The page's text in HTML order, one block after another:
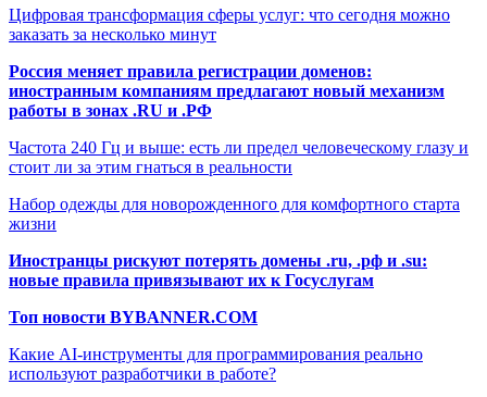
Цифровая трансформация сферы услуг: что сегодня можно
заказать за несколько минут
Россия меняет правила регистрации доменов:
иностранным компаниям предлагают новый механизм
работы в зонах .RU и .РФ
Частота 240 Гц и выше: есть ли предел человеческому глазу и
стоит ли за этим гнаться в реальности
Набор одежды для новорожденного для комфортного старта
жизни
Иностранцы рискуют потерять домены .ru, .рф и .su:
новые правила привязывают их к Госуслугам
Топ новости BYBANNER.COM
Какие AI-инструменты для программирования реально
используют разработчики в работе?